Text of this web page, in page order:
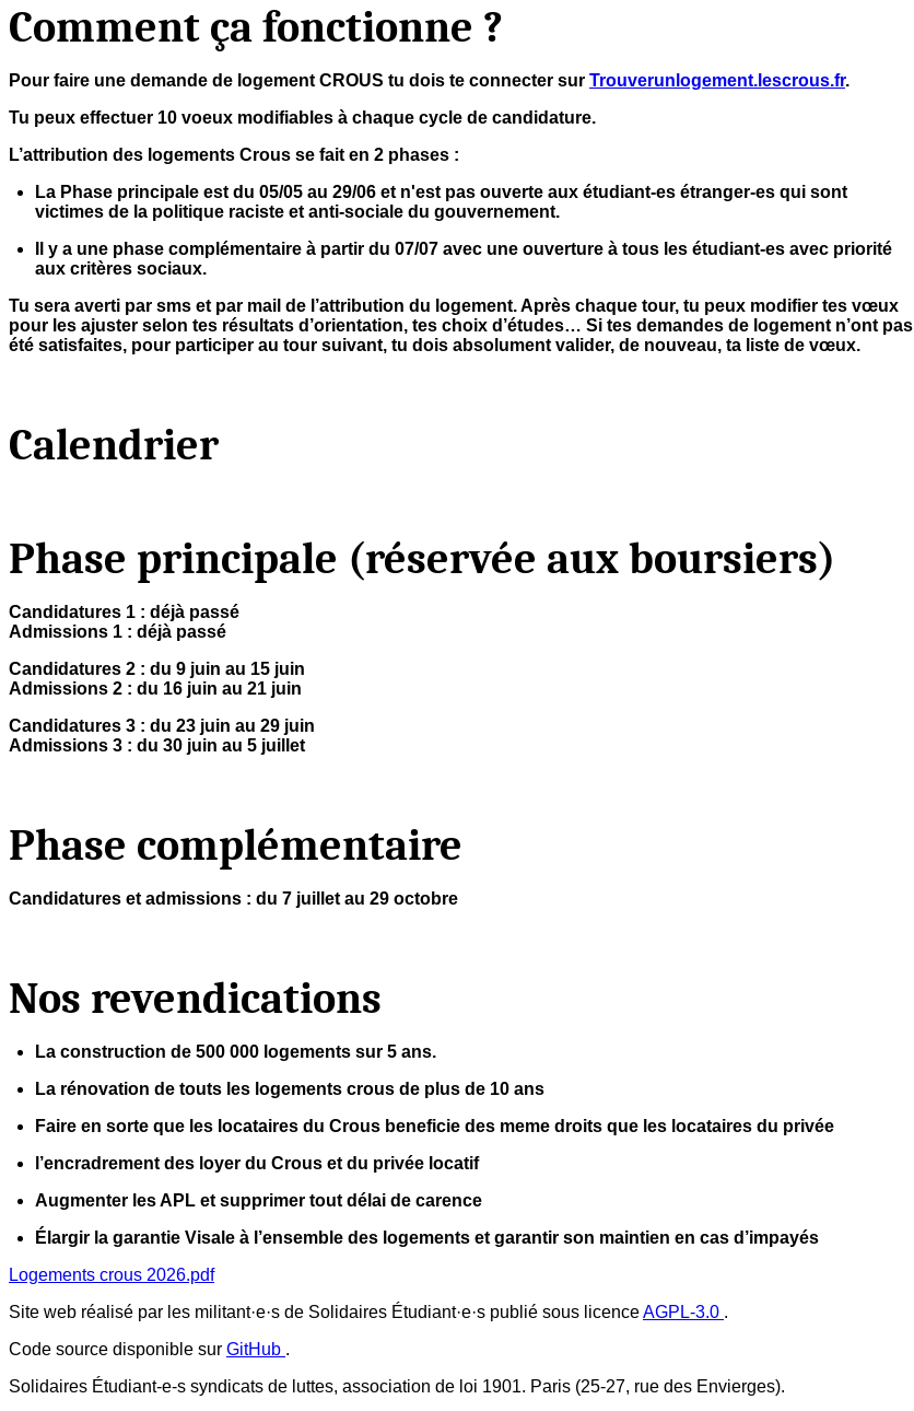
Comment ça fonctionne ?
Pour faire une demande de logement CROUS tu dois te connecter sur Trouverunlogement.lescrous.fr.
Tu peux effectuer 10 voeux modifiables à chaque cycle de candidature.
L’attribution des logements Crous se fait en 2 phases :
La Phase principale est du 05/05 au 29/06 et n'est pas ouverte aux étudiant-es étranger-es qui sont
victimes de la politique raciste et anti-sociale du gouvernement.
Il y a une phase complémentaire à partir du 07/07 avec une ouverture à tous les étudiant-es avec priorité
aux critères sociaux.
Tu sera averti par sms et par mail de l’attribution du logement. Après chaque tour, tu peux modifier tes vœux
pour les ajuster selon tes résultats d’orientation, tes choix d’études… Si tes demandes de logement n’ont pas
été satisfaites, pour participer au tour suivant, tu dois absolument valider, de nouveau, ta liste de vœux.
Calendrier
Phase principale (réservée aux boursiers)
Candidatures 1 : déjà passé
Admissions 1 : déjà passé
Candidatures 2 : du 9 juin au 15 juin
Admissions 2 : du 16 juin au 21 juin
Candidatures 3 : du 23 juin au 29 juin
Admissions 3 : du 30 juin au 5 juillet
Phase complémentaire
Candidatures et admissions : du 7 juillet au 29 octobre
Nos revendications
La construction de 500 000 logements sur 5 ans.
La rénovation de touts les logements crous de plus de 10 ans
Faire en sorte que les locataires du Crous beneficie des meme droits que les locataires du privée
l’encradrement des loyer du Crous et du privée locatif
Augmenter les APL et supprimer tout délai de carence
Élargir la garantie Visale à l’ensemble des logements et garantir son maintien en cas d’impayés
Logements crous 2026.pdf
Site web réalisé par les militant·e·s de Solidaires Étudiant·e·s publié sous licenceAGPL-3.0 .
Code source disponible sur GitHub .
Solidaires Étudiant-e-s syndicats de luttes, association de loi 1901. Paris (25-27, rue des Envierges).